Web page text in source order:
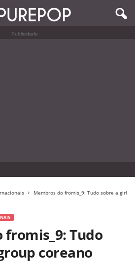
Publicidade
Membros do fromis_9: Tudo sobre a girl
Tudo
coreano